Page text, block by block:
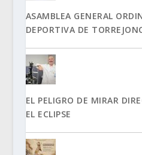
ASAMBLEA GENERAL
DEPORTIVA DE
EL PELIGRO DE MIRAR
EL ECLIPSE